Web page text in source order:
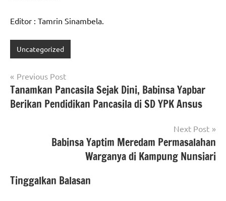
Editor : Tamrin Sinambela.
Uncategorized
Navigasi
pos
Previous Post
Tanamkan Pancasila Sejak Dini, Babinsa Yapbar
Berikan Pendidikan Pancasila di SD YPK Ansus
Next Post
Babinsa Yaptim Meredam Permasalahan
Warganya di Kampung Nunsiari
Tinggalkan Balasan